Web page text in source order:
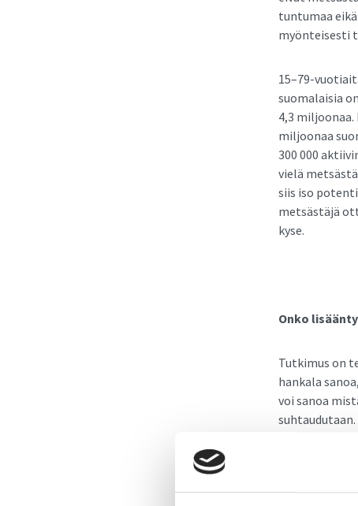
tuntumaa
myönteisesti
15–79-
suomalaisia
4,3 miljoonaa.
miljoonaa
300 000
vielä
siis iso
metsästäjä
kyse.
Onko
Tutkimus on
hankala
voi sanoa